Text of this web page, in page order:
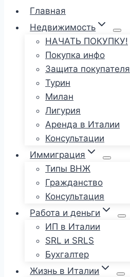
Главная
Недвижимость
НАЧАТЬ ПОКУПКУ!
Покупка инфо
Защита покупателя
Турин
Милан
Лигурия
Аренда в Италии
Консультации
Иммиграция
Типы ВНЖ
Гражданство
Консультация
Работа и деньги
ИП в Италии
SRL и SRLS
Бухгалтер
Жизнь в Италии